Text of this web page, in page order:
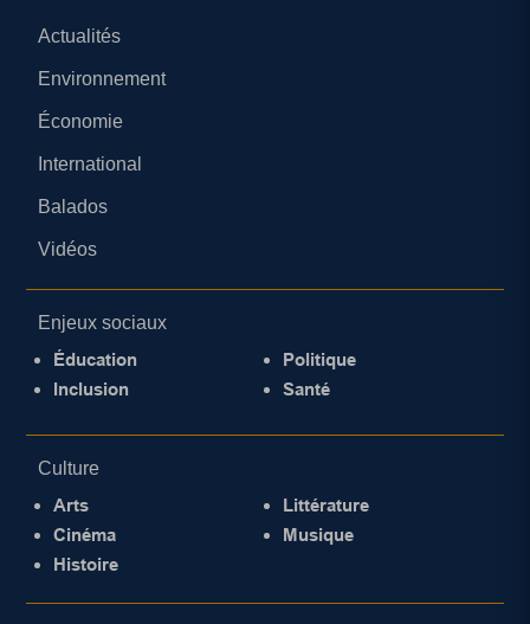
Actualités
Environnement
Économie
International
Balados
Vidéos
Enjeux sociaux
Éducation
Inclusion
Politique
Santé
Culture
Arts
Cinéma
Histoire
Littérature
Musique